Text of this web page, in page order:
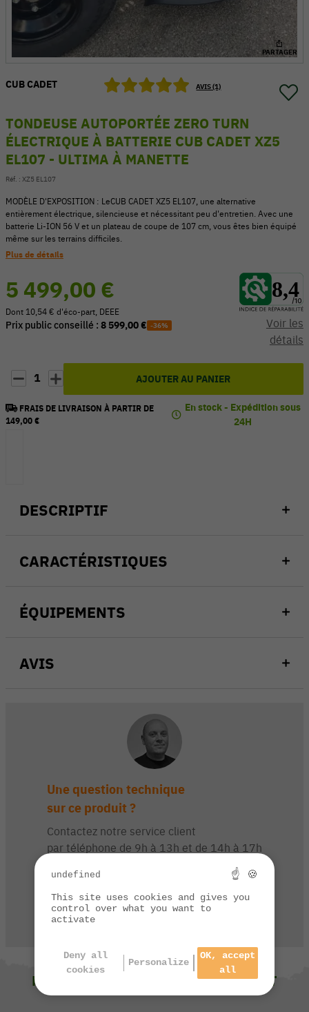
V
PARTAGER
DESCRIPTIF
CARACTÉRISTIQUES
ÉQUIPEMENTS
AVIS
CUB CADET AVIS (1)
TONDEUSE AUTOPORTÉE ZERO TURN
ÉLECTRIQUE À BATTERIE CUB CADET XZ5
EL107 - ULTIMA À MANETTE
Réf. : XZ5 EL107
MODÈLE D'EXPOSITION : LeCUB CADET XZ5 EL107, une alternative
entièrement électrique, silencieuse et nécessitant peu d'entretien. Avec une
batterie Li-ION 56 V et un plateau de coupe de 107 cm, vous êtes bien équipé
même sur les terrains difficiles.
Plus de détails
5 499,00 €
Dont 10,54 € d'éco-part, DEEE
Prix public conseillé : 8 599,00 € -36%
8,4
Voir les
détails
1 AJOUTER AU PANIER
FRAIS DE LIVRAISON À PARTIR DE
149,00 €
En stock - Expédition sous
24H
Une question technique
sur ce produit ?
Contactez notre service client
par téléphone de 9h à 13h et de 14h à 17h
03 84 44 67 32
NOUS VOUS SUGGÉRONS ÉGALEMENT
undefined ☝ 🍪
This site uses cookies and gives you
control over what you want to
activate
Deny all
cookies
Personalize
OK, accept
all